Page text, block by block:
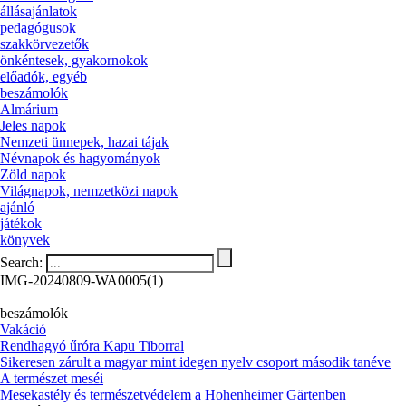
állásajánlatok
pedagógusok
szakkörvezetők
önkéntesek, gyakornokok
előadók, egyéb
beszámolók
Almárium
Jeles napok
Nemzeti ünnepek, hazai tájak
Névnapok és hagyományok
Zöld napok
Világnapok, nemzetközi napok
ajánló
játékok
könyvek
Search:
IMG-20240809-WA0005(1)
beszámolók
Vakáció
Rendhagyó űróra Kapu Tiborral
Sikeresen zárult a magyar mint idegen nyelv csoport második tanéve
A természet meséi
Mesekastély és természetvédelem a Hohenheimer Gärtenben